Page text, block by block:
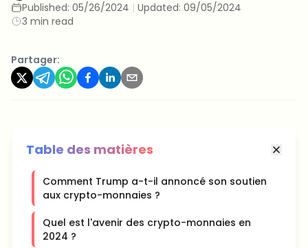
Published: 05/26/2024 | Updated: 09/05/2024
3 min read
Partager:
Table des matières
Comment Trump a-t-il annoncé son soutien
aux crypto-monnaies ?
Quel est l'avenir des crypto-monnaies en
2024 ?